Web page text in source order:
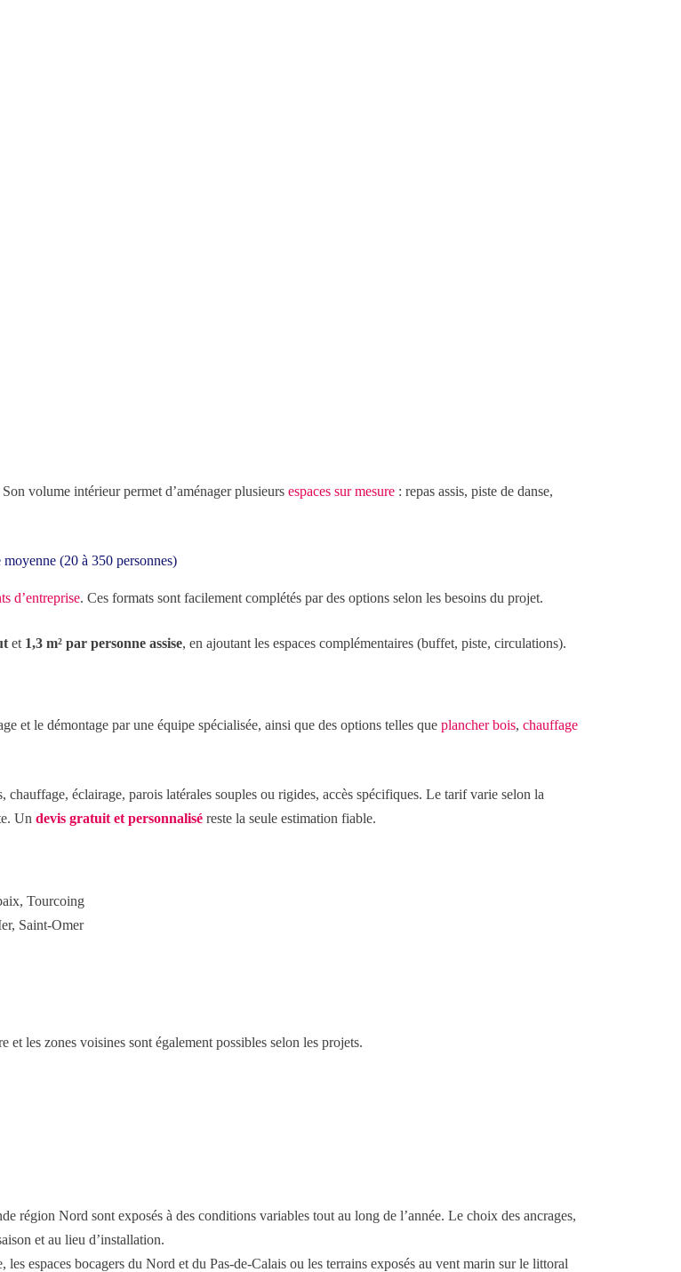
volume intérieur permet d’aménager plusieurs espaces sur mesure : repas assis, piste de danse,
(20 à 350 personnes)
d’entreprise. Ces formats sont facilement complétés par des options selon les besoins du projet.
et 1,3 m² par personne assise, en ajoutant les espaces complémentaires (buffet, piste, circulations).
et le démontage par une équipe spécialisée, ainsi que des options telles que plancher bois, chauffage
éclairage, parois latérales souples ou rigides, accès spécifiques. Le tarif varie selon la
Un devis gratuit et personnalisé reste la seule estimation fiable.
Tourcoing
Saint-Omer
les zones voisines sont également possibles selon les projets.
région Nord sont exposés à des conditions variables tout au long de l’année. Le choix des ancrages,
et au lieu d’installation.
espaces bocagers du Nord et du Pas-de-Calais ou les terrains exposés au vent marin sur le littoral